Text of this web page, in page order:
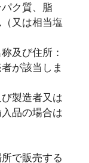
ク質、脂
又は相当塩
及び住所：
が該当しま
製造者又は
品の場合は
で販売する